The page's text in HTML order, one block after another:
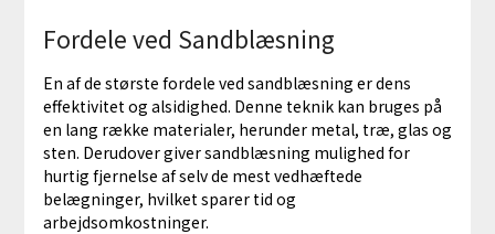
Fordele ved Sandblæsning
En af de største fordele ved sandblæsning er dens
effektivitet og alsidighed. Denne teknik kan bruges på
en lang række materialer, herunder metal, træ, glas og
sten. Derudover giver sandblæsning mulighed for
hurtig fjernelse af selv de mest vedhæftede
belægninger, hvilket sparer tid og
arbejdsomkostninger.